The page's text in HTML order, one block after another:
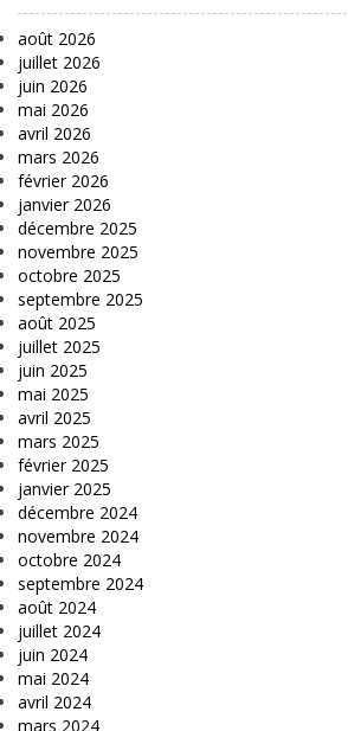
août 2026
juillet 2026
juin 2026
mai 2026
avril 2026
mars 2026
février 2026
janvier 2026
décembre 2025
novembre 2025
octobre 2025
septembre 2025
août 2025
juillet 2025
juin 2025
mai 2025
avril 2025
mars 2025
février 2025
janvier 2025
décembre 2024
novembre 2024
octobre 2024
septembre 2024
août 2024
juillet 2024
juin 2024
mai 2024
avril 2024
mars 2024